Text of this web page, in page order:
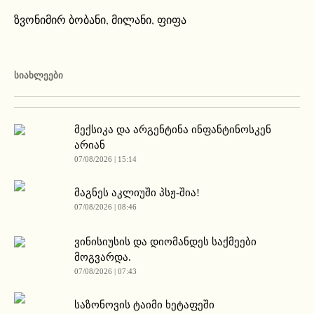
ზვონიმირ ბობანი, მილანი, ფიფა
ᲡᲘᲐᲮᲚᲔᲔᲑᲘ
მექსიკა და არგენტინა ინფანტინოსკენ
არიან
07/08/2026 | 15:14
მაგნეს აკლიუში პსჟ-შია!
07/08/2026 | 08:46
ვინისიუსის და დიომანდეს საქმეები
მოგვარდა.
07/08/2026 | 07:43
საზონოვის ტაიმი ხეტაფეში